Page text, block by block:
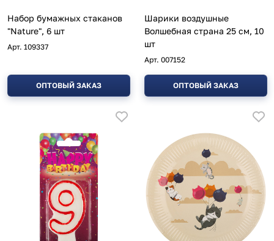
Набор бумажных стаканов
"Nature", 6 шт
Арт. 109337
ОПТОВЫЙ ЗАКАЗ
Шарики воздушные
Волшебная страна 25 см, 10
шт
Арт. 007152
ОПТОВЫЙ ЗАКАЗ